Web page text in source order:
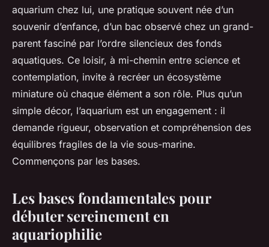
aquarium chez lui, une pratique souvent née d’un
souvenir d’enfance, d’un bac observé chez un grand-
parent fasciné par l’ordre silencieux des fonds
aquatiques. Ce loisir, à mi-chemin entre science et
contemplation, invite à recréer un écosystème
miniature où chaque élément a son rôle. Plus qu’un
simple décor, l’aquarium est un engagement : il
demande rigueur, observation et compréhension des
équilibres fragiles de la vie sous-marine.
Commençons par les bases.
Les bases fondamentales pour
débuter sereinement en
aquariophilie